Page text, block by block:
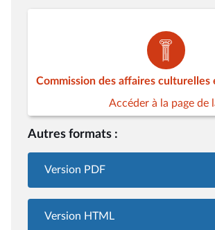
Commission des affaires
Accéder à la page de
Autres formats :
Version PDF
Version HTML